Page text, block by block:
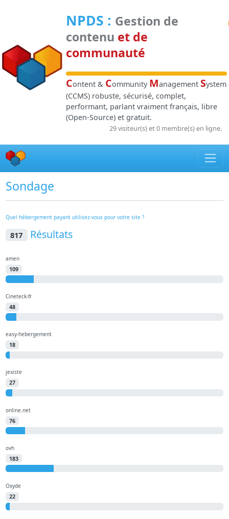
NPDS : Gestion de
contenu et de
communauté
Content & Community Management System
(CCMS) robuste, sécurisé, complet,
performant, parlant vraiment français, libre
(Open-Source) et gratuit.
29 visiteur(s) et 0 membre(s) en ligne.
Sondage
Quel hébergement payant utilisez-vous pour votre site ?
817 Résultats
amen
109
Cineteck-fr
48
easy-hebergement
18
jexiste
27
online.net
76
ovh
183
Oxyde
22